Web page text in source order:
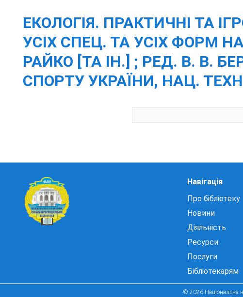
ЕКОЛОГІЯ. ПРАКТИЧНІ ТА
УСІХ СПЕЦ. ТА УСІХ ФОРМ
РАЙКО [ТА ІН.] ; РЕД. В. В.
СПОРТУ УКРАЇНИ, НАЦ.
Навігація
Про бібліотеку
Новини
Діяльність
Ресурси
Послуги
Бібліотекарям
© 2026 Національна